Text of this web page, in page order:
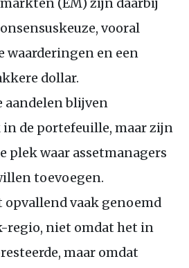
vooral
waarderingen en een
dollar.
aandelen blijven
de portefeuille, maar zijn
plek waar assetmanagers
toevoegen.
opvallend vaak genoemd
regio, niet omdat het in
maar omdat